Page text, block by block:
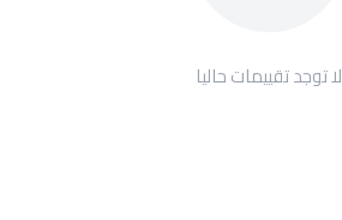
لا توجد تقييمات حاليا